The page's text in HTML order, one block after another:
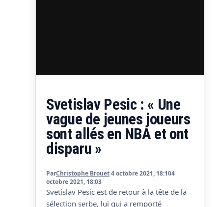
Svetislav Pesic : « Une
vague de jeunes joueurs
sont allés en NBA et ont
disparu »
ParChristophe Brouet4 octobre 2021, 18:104
octobre 2021, 18:03
Svetislav Pesic est de retour à la tête de la
sélection serbe, lui qui a remporté